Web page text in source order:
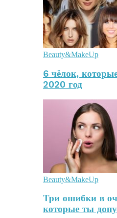
Beauty&MakeUp
6 чёлок,
2020 год
Beauty&MakeUp
Три ошибки в
которые ты